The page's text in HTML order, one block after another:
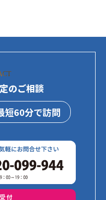
のご相談
短60分で訪問
付